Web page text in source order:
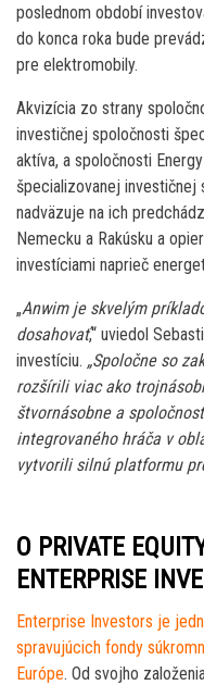
poslednom období
do konca roka bude
pre elektromobily.
Akvizícia zo strany
investičnej spoločnosti
aktíva, a spoločnosti
špecializovanej investičnej
nadväzuje na ich
Nemecku a Rakúsku a
investíciami naprieč
„Anwim je skvelým
dosahovať,“ uviedol
investíciu. „Spoločne so
rozšírili viac ako
štvornásobne a
integrovaného hráča v
vytvorili silnú platformu
O PRIVATE
ENTERPRISE
Enterprise Investors je
spravujúcich fondy
Európe. Od svojho